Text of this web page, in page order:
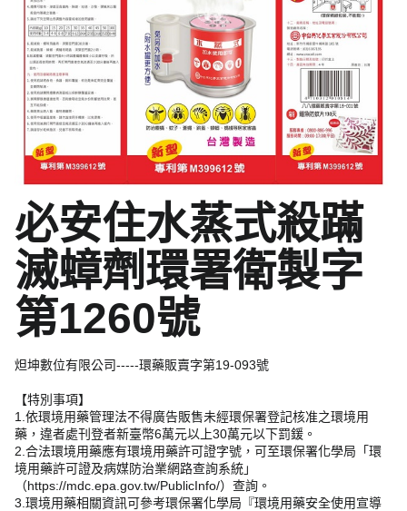
必安住水蒸式殺蹣
滅蟑劑環署衛製字
第1260號
炟坤數位有限公司-----環藥販賣字第19-093號
【特別事項】
1.依環境用藥管理法不得廣告販售未經環保署登記核准之環境用
藥，違者處刊登者新臺幣6萬元以上30萬元以下罰鍰。
2.合法環境用藥應有環境用藥許可證字號，可至環保署化學局「環
境用藥許可證及病媒防治業網路查詢系統」
（https://mdc.epa.gov.tw/PublicInfo/）查詢。
3.環境用藥相關資訊可參考環保署化學局『環境用藥安全使用宣導